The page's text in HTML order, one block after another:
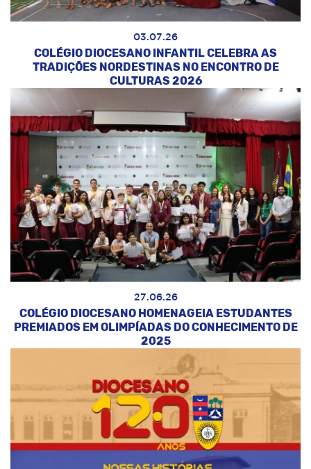
03.07.26
COLÉGIO DIOCESANO INFANTIL CELEBRA AS
TRADIÇÕES NORDESTINAS NO ENCONTRO DE
CULTURAS 2026
27.06.26
COLÉGIO DIOCESANO HOMENAGEIA ESTUDANTES
PREMIADOS EM OLIMPÍADAS DO CONHECIMENTO DE
2025